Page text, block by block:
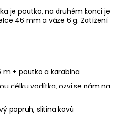
je poutko, na druhém konci je
46 mm a váze 6 g. Zatížení
m + poutko a karabina
délku vodítka, ozvi se nám na
popruh, slitina kovů